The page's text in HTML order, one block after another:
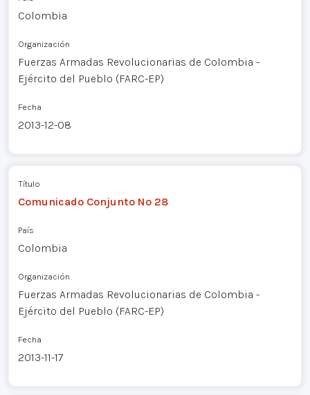
Colombia
Organización
Fuerzas Armadas Revolucionarias de Colombia -
Ejército del Pueblo (FARC-EP)
Fecha
2013-12-08
Título
Comunicado Conjunto Nº 28
País
Colombia
Organización
Fuerzas Armadas Revolucionarias de Colombia -
Ejército del Pueblo (FARC-EP)
Fecha
2013-11-17